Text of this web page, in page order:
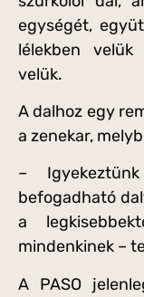
egységét,
lélekben
velük.
A dalhoz egy
a zenekar,
–
befogadható
a
mindenkinek –
A PASO